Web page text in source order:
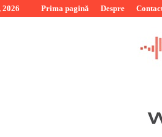
2026 Prima pagină Despre